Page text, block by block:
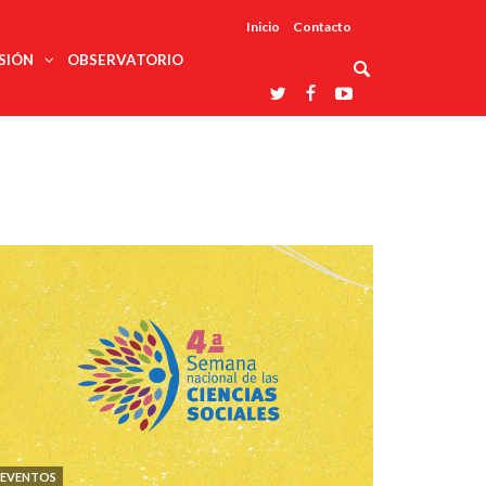
Inicio Contacto
ciencias
pública
social
temáticas
Laboratorios
nacionales
Entidades
afines
De México
En Su 475
Aniversario
OBSERVATORIO
EVENTOS